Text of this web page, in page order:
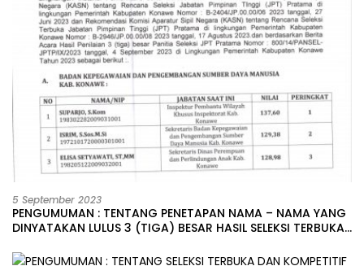
5 September 2023
PENGUMUMAN : TENTANG PENETAPAN NAMA – NAMA YANG
DINYATAKAN LULUS 3 (TIGA) BESAR HASIL SELEKSI TERBUKA
LINGKUNGAN PEMERINTAH DAERAH KABUPATEN KONAWE